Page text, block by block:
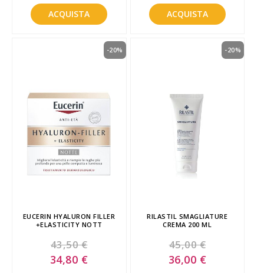
ACQUISTA ACQUISTA
EUCERIN HYALURON FILLER
+ELASTICITY NOTT
43,50 €
-20%
Special
Price
34,80 €
RILASTIL SMAGLIATURE
CREMA 200 ML
45,00 €
-20%
Special
Price
36,00 €